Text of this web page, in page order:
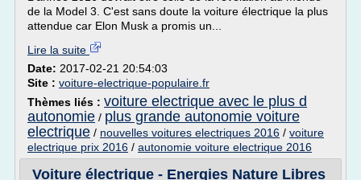
de la Model 3. C'est sans doute la voiture électrique la plus
attendue car Elon Musk a promis un...
Lire la suite
Date: 2017-02-21 20:54:03
Site : voiture-electrique-populaire.fr
Thèmes liés : voiture electrique avec le plus d
autonomie / plus grande autonomie voiture
electrique / nouvelles voitures electriques 2016 / voiture
electrique prix 2016 / autonomie voiture electrique 2016
Voiture électrique - Energies Nature Libres